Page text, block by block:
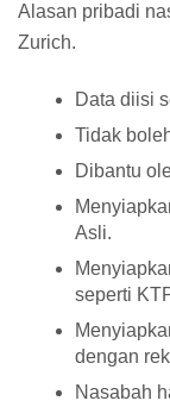
Alasan pribadi
Zurich.
Data diisi
Tidak
Dibantu
Asli.
seperti
dengan
Nasabah